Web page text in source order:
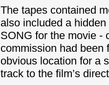
The tapes contained
also included a
SONG for the movie -
commission had been
obvious location for a
track to the film’s